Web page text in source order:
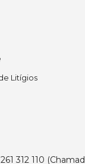
Litígios
312 110